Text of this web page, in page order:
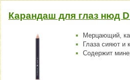
Карандаш для глаз нюд
Мерцающий,
Глаза сияют и
Содержит